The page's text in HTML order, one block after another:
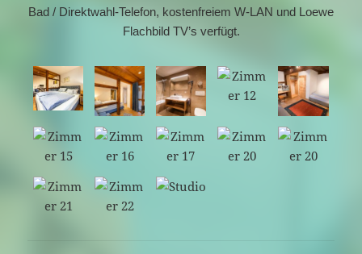
Bad / Direktwahl-Telefon, kostenfreiem W-LAN und Loewe
Flachbild TV’s verfügt.